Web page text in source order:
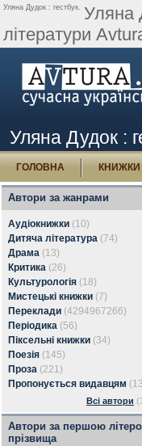
Уляна Дудок : гестбук. Уляна
літератури
Уляна Дудок :
ГОЛОВНА КНИЖКИ
Автори за жанрами
Аудіокнижки (10)
Дитяча література (74)
Драма (13)
Критика (26)
Культурологія (18)
Мистецькі книжки (7)
Переклади (4294967266)
Періодика (56)
Піксельні книжки (34)
Поезія (145)
Проза (221)
Пропонується видавцям
Всі автори
Автори за першою
прізвища